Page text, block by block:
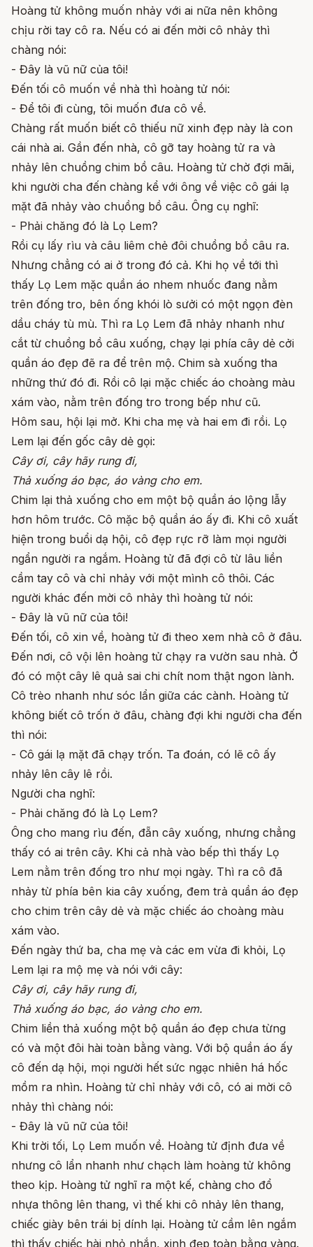
Hoàng tử không muốn nhảy với ai nữa nên không
chịu rời tay cô ra. Nếu có ai đến mời cô nhảy thì
chàng nói:
- Đây là vũ nữ của tôi!
Đến tối cô muốn về nhà thì hoàng tử nói:
- Để tôi đi cùng, tôi muốn đưa cô về.
Chàng rất muốn biết cô thiếu nữ xinh đẹp này là con
cái nhà ai. Gần đến nhà, cô gỡ tay hoàng tử ra và
nhảy lên chuồng chim bồ câu. Hoàng tử chờ đợi mãi,
khi người cha đến chàng kể với ông về việc cô gái lạ
mặt đã nhảy vào chuồng bồ câu. Ông cụ nghĩ:
- Phải chăng đó là Lọ Lem?
Rồi cụ lấy rìu và câu liêm chẻ đôi chuồng bồ câu ra.
Nhưng chẳng có ai ở trong đó cả. Khi họ về tới thì
thấy Lọ Lem mặc quần áo nhem nhuốc đang nằm
trên đống tro, bên ống khói lò sưởi có một ngọn đèn
dầu cháy tù mù. Thì ra Lọ Lem đã nhảy nhanh như
cắt từ chuồng bồ câu xuống, chạy lại phía cây dẻ cởi
quần áo đẹp đẽ ra để trên mộ. Chim sà xuống tha
những thứ đó đi. Rồi cô lại mặc chiếc áo choàng màu
xám vào, nằm trên đống tro trong bếp như cũ.
Hôm sau, hội lại mở. Khi cha mẹ và hai em đi rồi. Lọ
Lem lại đến gốc cây dẻ gọi:
Cây ơi, cây hãy rung đi,
Thả xuống áo bạc, áo vàng cho em.
Chim lại thả xuống cho em một bộ quần áo lộng lẫy
hơn hôm trước. Cô mặc bộ quần áo ấy đi. Khi cô xuất
hiện trong buổi dạ hội, cô đẹp rực rỡ làm mọi người
ngẩn người ra ngắm. Hoàng tử đã đợi cô từ lâu liền
cầm tay cô và chỉ nhảy với một mình cô thôi. Các
người khác đến mời cô nhảy thì hoàng tử nói:
- Đây là vũ nữ của tôi!
Đến tối, cô xin về, hoàng tử đi theo xem nhà cô ở đâu.
Đến nơi, cô vội lên hoàng tử chạy ra vườn sau nhà. Ở
đó có một cây lê quả sai chi chít nom thật ngon lành.
Cô trèo nhanh như sóc lẩn giữa các cành. Hoàng tử
không biết cô trốn ở đâu, chàng đợi khi người cha đến
thì nói:
- Cô gái lạ mặt đã chạy trốn. Ta đoán, có lẽ cô ấy
nhảy lên cây lê rồi.
Người cha nghĩ:
- Phải chăng đó là Lọ Lem?
Ông cho mang rìu đến, đẵn cây xuống, nhưng chẳng
thấy có ai trên cây. Khi cả nhà vào bếp thì thấy Lọ
Lem nằm trên đống tro như mọi ngày. Thì ra cô đã
nhảy từ phía bên kia cây xuống, đem trả quần áo đẹp
cho chim trên cây dẻ và mặc chiếc áo choàng màu
xám vào.
Đến ngày thứ ba, cha mẹ và các em vừa đi khỏi, Lọ
Lem lại ra mộ mẹ và nói với cây:
Cây ơi, cây hãy rung đi,
Thả xuống áo bạc, áo vàng cho em.
Chim liền thả xuống một bộ quần áo đẹp chưa từng
có và một đôi hài toàn bằng vàng. Với bộ quần áo ấy
cô đến dạ hội, mọi người hết sức ngạc nhiên há hốc
mồm ra nhìn. Hoàng tử chỉ nhảy với cô, có ai mời cô
nhảy thì chàng nói:
- Đây là vũ nữ của tôi!
Khi trời tối, Lọ Lem muốn về. Hoàng tử định đưa về
nhưng cô lẩn nhanh như chạch làm hoàng tử không
theo kịp. Hoàng tử nghĩ ra một kế, chàng cho đổ
nhựa thông lên thang, vì thế khi cô nhảy lên thang,
chiếc giày bên trái bị dính lại. Hoàng tử cầm lên ngắm
thì thấy chiếc hài nhỏ nhắn, xinh đẹp toàn bằng vàng.